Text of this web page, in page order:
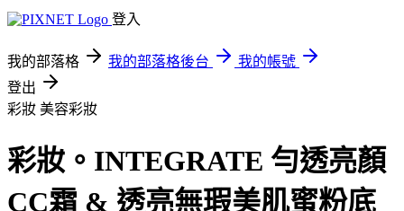
登入
我的部落格 我的部落格後台
我的帳號
登出
彩妝 美容彩妝
彩妝。INTEGRATE 勻透亮顏
CC霜 & 透亮無瑕美肌蜜粉底